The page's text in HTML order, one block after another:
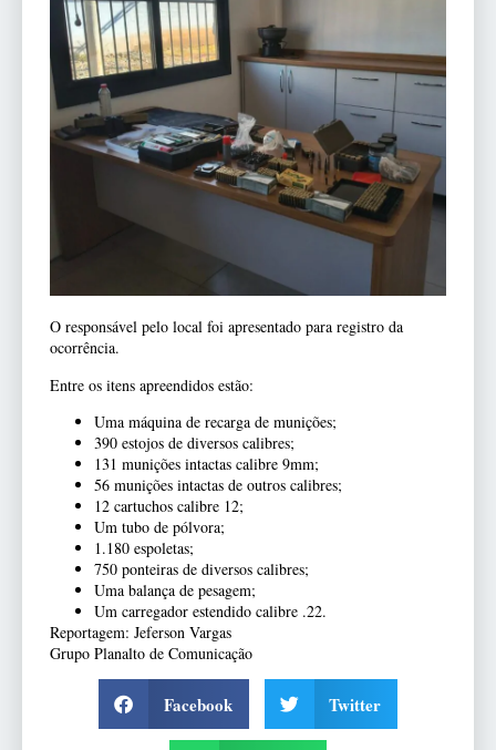
O responsável pelo local foi apresentado para registro da
ocorrência.
Entre os itens apreendidos estão:
Uma máquina de recarga de munições;
390 estojos de diversos calibres;
131 munições intactas calibre 9mm;
56 munições intactas de outros calibres;
12 cartuchos calibre 12;
Um tubo de pólvora;
1.180 espoletas;
750 ponteiras de diversos calibres;
Uma balança de pesagem;
Um carregador estendido calibre .22.
Reportagem: Jeferson Vargas
Grupo Planalto de Comunicação
Facebook Twitter